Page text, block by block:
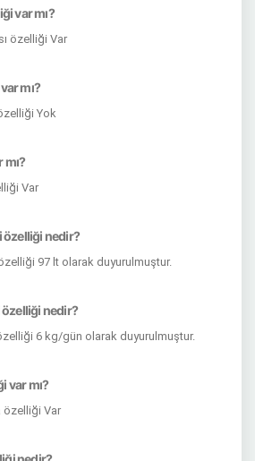
var mı?
özelliği Var
mı?
Yok
mı?
Var
özelliği nedir?
97 lt olarak duyurulmuştur.
nedir?
6 kg/gün olarak duyurulmuştur.
var mı?
özelliği Var